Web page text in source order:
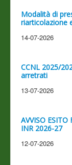
Modalità di
riarticolazione
14-07-2026
CCNL 2025/
arretrati
13-07-2026
AVVISO ESITO
INR 2026-27
12-07-2026